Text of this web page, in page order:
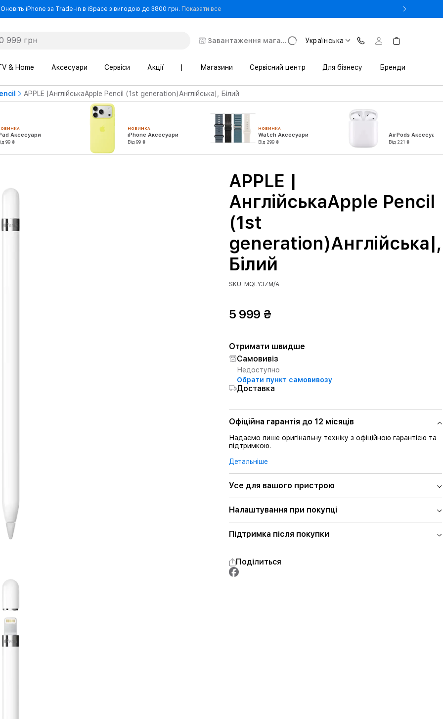
Оновіть iPhone за Trade-in в iSpace з вигодою до 3800 грн. Показати все- Оновіть iPhone за Trade-in в iSpace з вигодою до 3800 грн.
Завантаження магазину Українська
& Home Аксесуари Сервіси Акції Магазини Сервісний центр Для бізнесу Бренди
APPLE |АнглійськаApple Pencil (1st generation)Англійська|, Білий
Аксесуари
99 ₴
НОВИНКА
iPhone Аксесуари
Від 99 ₴
НОВИНКА
Watch Аксесуари
Від 299 ₴
AirPods Аксесуари
Від 221 ₴
APPLE |
АнглійськаApple Pencil
(1st
generation)Англійська|,
Білий
SKU: MQLY3ZM/A
5 999 ₴
Отримати швидше
Самовивіз
Недоступно
Обрати пункт самовивозу
Доставка
Офіційна гарантія до 12 місяців
Надаємо лише оригінальну техніку з офіційною гарантією та
підтримкою.
Детальніше
Усе для вашого пристрою
Налаштування при покупці
Підтримка після покупки
Поділиться